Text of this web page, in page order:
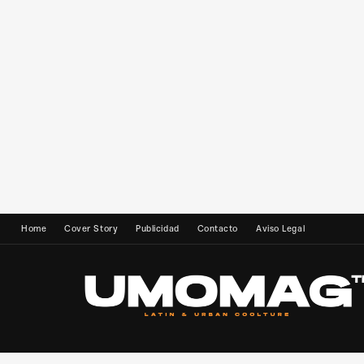
Home Cover Story Publicidad Contacto Aviso Legal